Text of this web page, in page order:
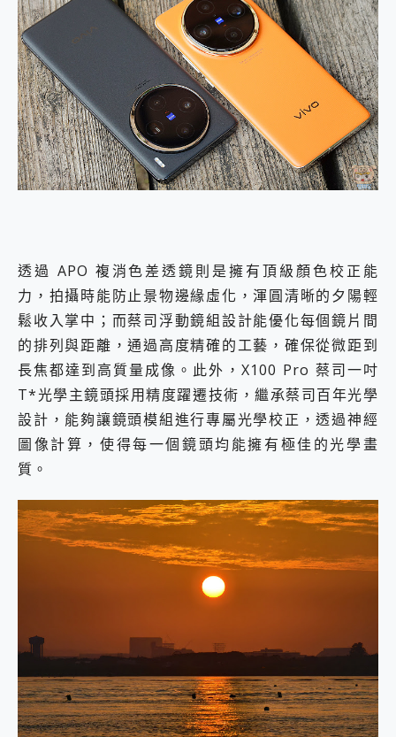
透過 APO 複消色差透鏡則是擁有頂級顏色校正能
力，拍攝時能防止景物邊緣虛化，渾圓清晰的夕陽輕
鬆收入掌中；而蔡司浮動鏡組設計能優化每個鏡片間
的排列與距離，通過高度精確的工藝，確保從微距到
長焦都達到高質量成像。此外，X100 Pro 蔡司一吋
T*光學主鏡頭採用精度躍遷技術，繼承蔡司百年光學
設計，能夠讓鏡頭模組進行專屬光學校正，透過神經
圖像計算，使得每一個鏡頭均能擁有極佳的光學畫
質。